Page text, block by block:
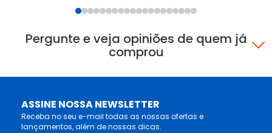
Pergunte e veja opiniões de quem já
comprou
ASSINE NOSSA NEWSLETTER
Receba no seu e-mail todas as nossas ofertas e
lançamentos, além de nossas dicas.